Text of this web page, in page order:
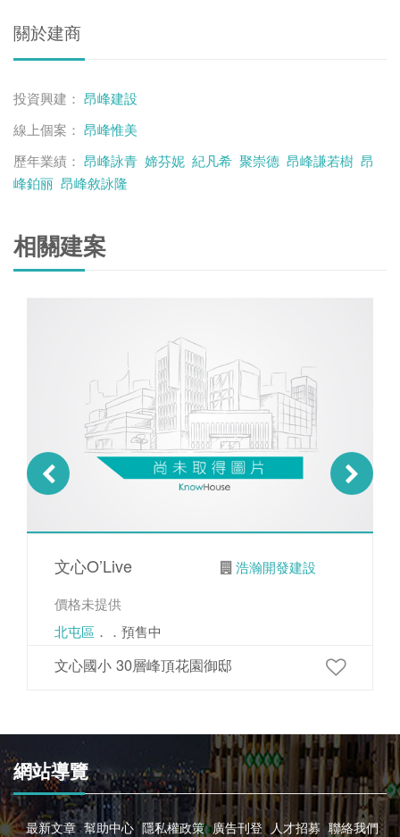
關於建商
投資興建： 昂峰建設
線上個案： 昂峰惟美
歷年業績： 昂峰詠青 媂芬妮 紀凡希 聚崇德 昂峰謙若樹 昂
峰鉑丽 昂峰敘詠隆
相關建案
文心O’Live
浩瀚開發建設
價格未提供
北屯區 ．．預售中
文心國小 30層峰頂花園御邸
網站導覽
最新文章 幫助中心 隱私權政策 廣告刊登 人才招募 聯絡我們